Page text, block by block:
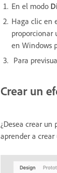
En el modo
Haga clic en
proporcionar
en Windows
Para
Crear un
¿Desea crear un
aprender a